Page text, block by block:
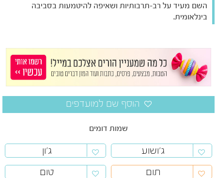
השם מעיד על רב-תרבותיות ושאיפה להיטמעות בסביבה
בינלאומית.
שמות דומים
ג'ושוע
ג'ון
תום
טום